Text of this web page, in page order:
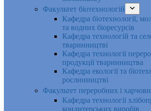
Факультет біотехнологій
Кафедра біотехнології,
та водних біоресурсів
Кафедра технологій та
тваринництві
Кафедра технології
продукції тваринництва
Кафедра екології та
рослинництві
Факультет переробних і
Кафедра технології
кондитерських виробів